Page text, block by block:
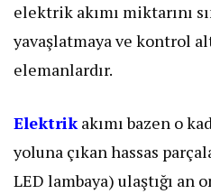
elektrik akımı miktarını
yavaşlatmaya ve kontrol
elemanlardır.
Elektrikakımı bazen o
yoluna çıkan hassas
LED lambaya) ulaştığı an